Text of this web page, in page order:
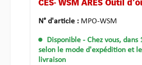
CES- WSM ARES Outil
N° d'article : MPO-WSM
Disponible - Chez vous, dans
selon le mode d'expédition et
livraison